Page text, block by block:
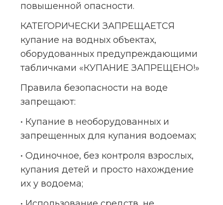
повышенной опасности.
КАТЕГОРИЧЕСКИ ЗАПРЕЩАЕТСЯ
купание на водных объектах,
оборудованных предупреждающими
табличками «КУПАНИЕ ЗАПРЕЩЕНО!»
Правила безопасности на воде
запрещают:
• Купание в необорудованных и
запрещенных для купания водоемах;
• Одиночное, без контроля взрослых,
купания детей и просто нахождение
их у водоема;